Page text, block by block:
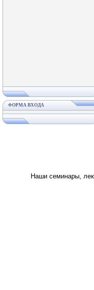
ФОРМА ВХОДА
Наши семинары,